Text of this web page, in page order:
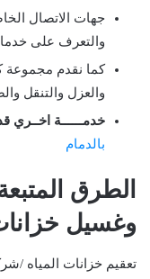
جهات الاتصال
والتعرف على
كما نقدم مجموعة
والعزل والتنقل
خدمــــــة اخــري
بالدمام
الطرق
وغسيل
تعقيم خزانات المياه /